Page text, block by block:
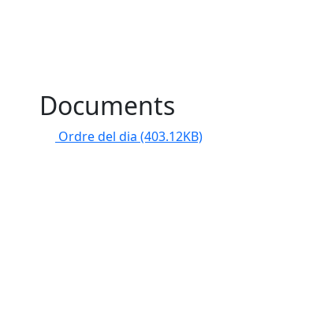
Documents
Ordre del dia (403.12KB)